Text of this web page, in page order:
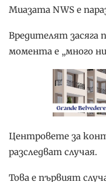
Миазата NWS е
Вредителят засяга
момента е „много
Центровете за
разследват случая.
Това е първият